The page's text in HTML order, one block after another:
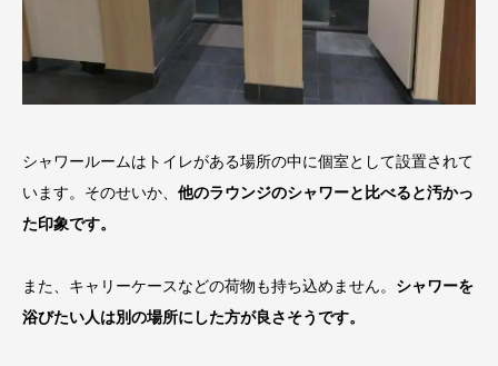
シャワールームはトイレがある場所の中に個室として設置されて
います。 そのせいか、 他のラウンジのシャワーと比べると汚かっ
た印象です。
また、キャリーケースなどの荷物も持ち込めません。 シャワーを
浴びたい人は別の場所にした方が良さそうです。